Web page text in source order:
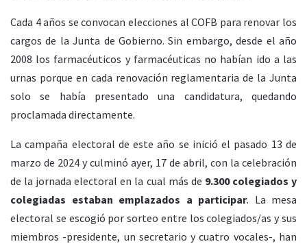
Cada 4 años se convocan elecciones al COFB para renovar los
cargos de la Junta de Gobierno. Sin embargo, desde el año
2008 los farmacéuticos y farmacéuticas no habían ido a las
urnas porque en cada renovación reglamentaria de la Junta
solo se había presentado una candidatura, quedando
proclamada directamente.
La campaña electoral de este año se inició el pasado 13 de
marzo de 2024 y culminó ayer, 17 de abril, con la celebración
de la jornada electoral en la cual más de 9.300 colegiados y
colegiadas estaban emplazados a participar. La mesa
electoral se escogió por sorteo entre los colegiados/as y sus
miembros -presidente, un secretario y cuatro vocales-, han